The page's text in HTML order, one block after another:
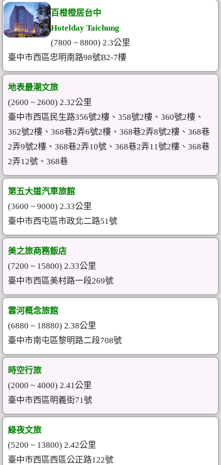
百橙橙居台中
Hotelday Taichung
(7800 ~ 8800) 2.3公里
臺中市西區忠明南路98號B2-7樓
地表最潮文旅
(2600 ~ 2600) 2.32公里
臺中市西區民生路356號2樓、358號2樓、360號2樓、
362號2樓、368巷2弄6號2樓、368巷2弄8號2樓、368巷
2弄9號2樓、368巷2弄10號、368巷2弄11號2樓、368巷
2弄12號、368巷
第五大道汽車旅館
(3600 ~ 9000) 2.33公里
臺中市西屯區市政北二路51號
美之旅商務飯店
(7200 ~ 15800) 2.33公里
臺中市西區美村路一段269號
雲河概念旅館
(6880 ~ 18880) 2.38公里
臺中市南屯區黎明路二段708號
時空行旅
(2000 ~ 4000) 2.41公里
臺中市西區明義街71號
綠夜文旅
(5200 ~ 13800) 2.42公里
臺中市西區西區公正路122號